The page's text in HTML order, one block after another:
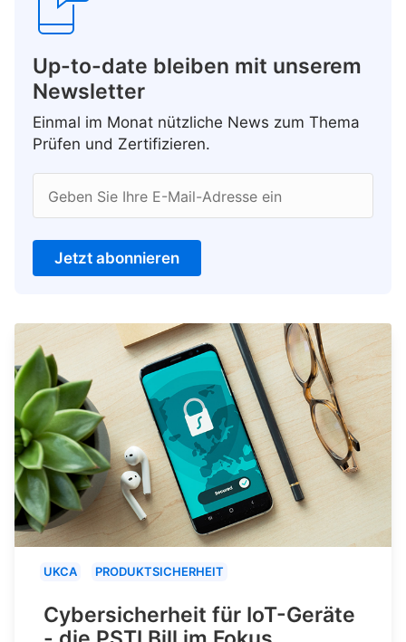
Up-to-date bleiben mit unserem
Newsletter
Einmal im Monat nützliche News zum Thema
Prüfen und Zertifizieren.
Geben Sie Ihre E-Mail-Adresse ein
Jetzt abonnieren
UKCA PRODUKTSICHERHEIT
Cybersicherheit für IoT-Geräte